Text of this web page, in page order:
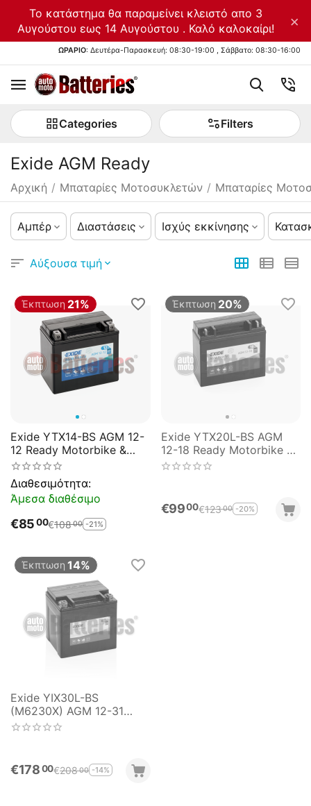
Το κατάστημα θα παραμείνει κλειστό απο 3
Αυγούστου εως 14 Αυγούστου . Καλό καλοκαίρι!
×
ΩΡΑΡΙΟ: Δευτέρα-Παρασκευή: 08:30-19:00 , Σάββατο: 08:30-16:00
Categories Filters
Exide AGM Ready
Αρχική / Μπαταρίες Μοτοσυκλετών / Μπαταρίες
Αμπέρ Διαστάσεις Ισχύς εκκίνησης
Αύξουσα τιμή
Έκπτωση 21%
Exide YTX14-BS AGM 12-
12 Ready Motorbike &
Sport Battery
Διαθεσιμότητα:
Άμεσα διαθέσιμο
€8500€10800 -21%
Έκπτωση 20%
Exide YTX20L-BS AGM
12-18 Ready Motorbike &
Sport Battery
€9900€12300 -20%
Έκπτωση 14%
Exide YIX30L-BS
(M6230X) AGM 12-31
Ready Motorbike & Sport
€17800€20800 -14%